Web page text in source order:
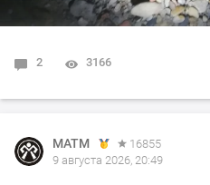
2 3166
MATM
16855
9 августа 2026, 20:49